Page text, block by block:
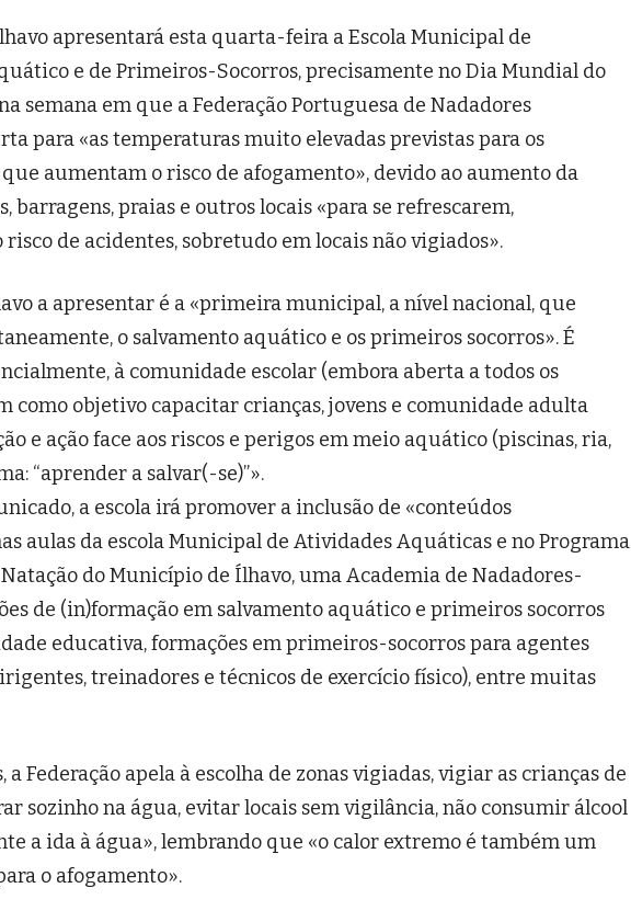
apresentará esta quarta-feira a Escola Municipal de
e de Primeiros-Socorros, precisamente no Dia Mundial do
semana em que a Federação Portuguesa de Nadadores
para «as temperaturas muito elevadas previstas para os
aumentam o risco de afogamento», devido ao aumento da
barragens, praias e outros locais «para se refrescarem,
de acidentes, sobretudo em locais não vigiados».
a apresentar é a «primeira municipal, a nível nacional, que
o salvamento aquático e os primeiros socorros». É
à comunidade escolar (embora aberta a todos os
como objetivo capacitar crianças, jovens e comunidade adulta
e ação face aos riscos e perigos em meio aquático (piscinas, ria,
“aprender a salvar(-se)”».
a escola irá promover a inclusão de «conteúdos
aulas da escola Municipal de Atividades Aquáticas e no Programa
do Município de Ílhavo, uma Academia de Nadadores-
de (in)formação em salvamento aquático e primeiros socorros
educativa, formações em primeiros-socorros para agentes
treinadores e técnicos de exercício físico), entre muitas
a Federação apela à escolha de zonas vigiadas, vigiar as crianças de
sozinho na água, evitar locais sem vigilância, não consumir álcool
a ida à água», lembrando que «o calor extremo é também um
o afogamento».